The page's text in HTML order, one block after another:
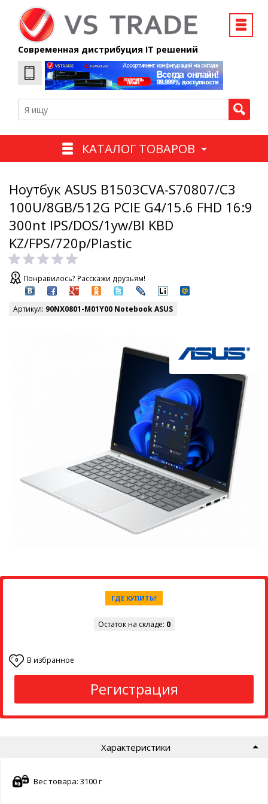
Современная дистрибуция IT решений
КАТАЛОГ ТОВАРОВ
Ноутбук ASUS B1503CVA-S70807/C3
100U/8GB/512G PCIE G4/15.6 FHD 16:9
300nt IPS/DOS/1yw/Bl KBD
KZ/FPS/720p/Plastic
Понравилось? Расскажи друзьям!
Артикул: 90NX0801-M01Y00 Notebook ASUS
ГДЕ КУПИТЬ?
Остаток на складе: 0
0 В избранное
Регистрация
Характеристики
Вес товара: 3100 г